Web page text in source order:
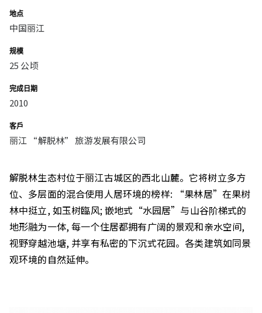
地点
中国丽江
规模
25 公顷
完成日期
2010
客戶
丽江 “解脱林” 旅游发展有限公司
解脱林生态村位于丽江古城区的西北山麓。它将树立多方
位、多层面的混合使用人居环境的榜样: “果林居”在果树
林中挺立, 如玉树臨风; 嵌地式“水园居”与山谷阶梯式的
地形融为一体, 每一个住居都拥有广阔的景观和亲水空间,
视野穿越池塘, 并享有私密的下沉式花园。各类建筑如同景
观环境的自然延伸。